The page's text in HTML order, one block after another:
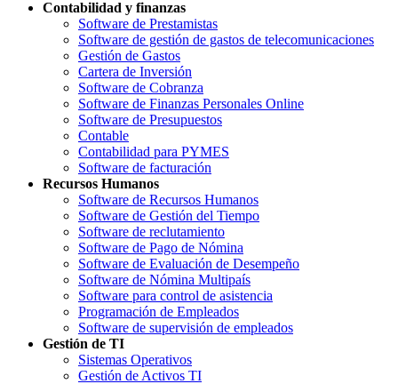
Contabilidad y finanzas
Software de Prestamistas
Software de gestión de gastos de telecomunicaciones
Gestión de Gastos
Cartera de Inversión
Software de Cobranza
Software de Finanzas Personales Online
Software de Presupuestos
Contable
Contabilidad para PYMES
Software de facturación
Recursos Humanos
Software de Recursos Humanos
Software de Gestión del Tiempo
Software de reclutamiento
Software de Pago de Nómina
Software de Evaluación de Desempeño
Software de Nómina Multipaís
Software para control de asistencia
Programación de Empleados
Software de supervisión de empleados
Gestión de TI
Sistemas Operativos
Gestión de Activos TI